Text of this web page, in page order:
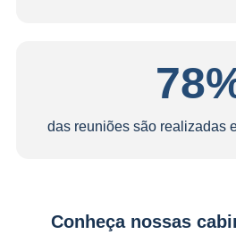
das reuniões são realizadas
Conheça nossas